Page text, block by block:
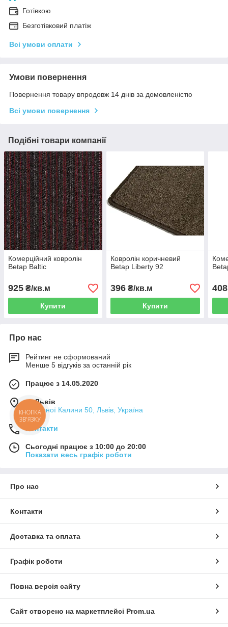
Готівкою
Безготівковий платіж
Всі умови оплати
Умови повернення
Повернення товару впродовж 14 днів за домовленістю
Всі умови повернення
Подібні товари компанії
Комерційний ковролін
Betap Baltic
925 ₴/кв.м
Купити
Ковролін коричневий
Betap Liberty 92
396₴/кв.м
Купити
408
Про нас
Рейтинг не сформований
Менше 5 відгуків за останній рік
Працює з 14.05.2020
м. Львів
Червоної Калини 50, Львів, Україна
Контакти
Сьогодні працює з 10:00 до 20:00
Показати весь графік роботи
Про нас
Контакти
Доставка та оплата
Графік роботи
Повна версія сайту
Сайт створено на маркетплейсі Prom.ua
КНОПКА
ЗВ'ЯЗКУ